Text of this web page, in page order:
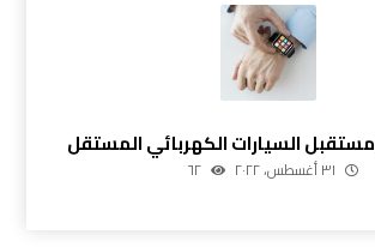
مستقبل السيارات الكهربائي المستقل
٣١ أغسطس، ٢٠٢٢ ٦٢